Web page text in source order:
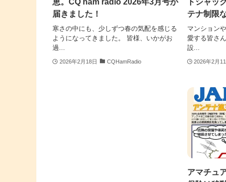
恵。CQ ham radio 2026年3月号が
届きました！
寒さの中にも、少しずつ春の気配を感じる
ようになってきました。 皆様、いかがお
過...
2026年2月18日 CQHamRadio
トシャッ
テナ制限
マンション
愛する皆さ
設...
2026年2月
アマチュ